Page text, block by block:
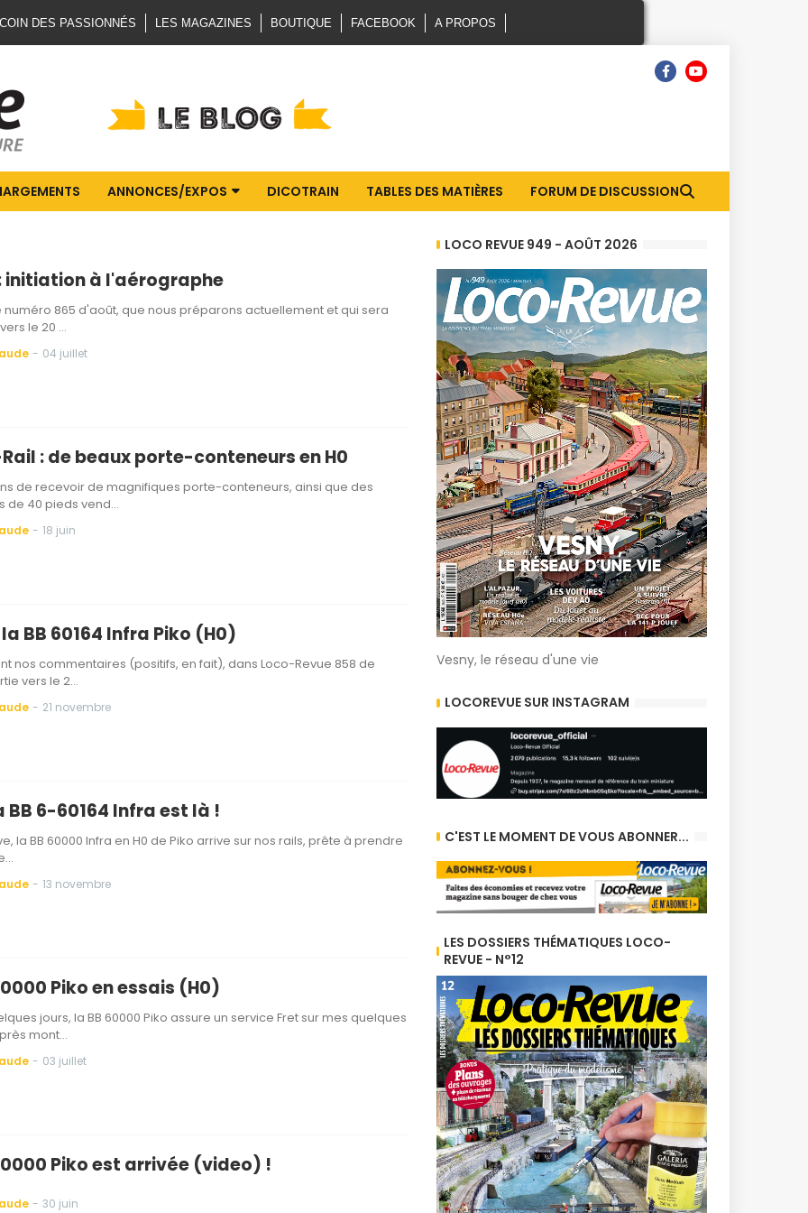
DES PASSIONNÉS LES MAGAZINES BOUTIQUE FACEBOOK A PROPOS
ANNONCES/EXPOS DICOTRAIN TABLES DES MATIÈRES FORUM DE DISCUSSION
: initiation à l'aérographe
numéro 865 d'août, que nous préparons actuellement et qui sera
le 20 …
- 04 juillet
: de beaux porte-conteneurs en H0
de recevoir de magnifiques porte-conteneurs, ainsi que des
de 40 pieds vend…
- 18 juin
BB 60164 Infra Piko (H0)
nos commentaires (positifs, en fait), dans Loco-Revue 858 de
vers le 2…
- 21 novembre
BB 6-60164 Infra est là !
la BB 60000 Infra en H0 de Piko arrive sur nos rails, prête à prendre
- 13 novembre
Piko en essais (H0)
jours, la BB 60000 Piko assure un service Fret sur mes quelques
mont…
- 03 juillet
Piko est arrivée (video) !
- 30 juin
LOCO REVUE 949 - AOÛT 2026
Vesny, le réseau d'une vie
LOCOREVUE SUR INSTAGRAM
C'EST LE MOMENT DE VOUS ABONNER...
LES DOSSIERS THÉMATIQUES LOCO-
REVUE - N°12